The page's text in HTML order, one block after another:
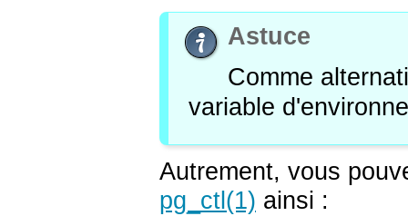
Astuce
Comme
variable
Autrement, vous
pg_ctl (1) ainsi :